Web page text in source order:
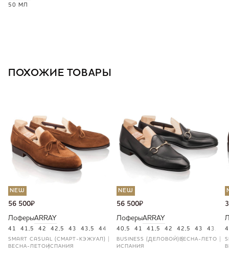
50 МЛ
ПОХОЖИЕ ТОВАРЫ
NEW
56 500₽
ЛоферыARRAY
41 41,5 42 42,5 43 43,5 44 45
SMART CASUAL (СМАРТ-КЭЖУАЛ)
ВЕСНА-ЛЕТО ИСПАНИЯ
NEW
56 500₽
ЛоферыARRAY
40,5 41 41,5 42 42,5 43 43,5
BUSINESS (ДЕЛОВОЙ) ВЕСНА-ЛЕТО
ИСПАНИЯ